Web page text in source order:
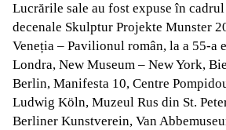
Lucrările sale au fost expuse în
decenale Skulptur Projekte Munster
Veneția – Pavilionul român, la a 55-a
Londra, New Museum – New York,
Berlin, Manifesta 10, Centre
Ludwig Köln, Muzeul Rus din St.
Berliner Kunstverein, Van